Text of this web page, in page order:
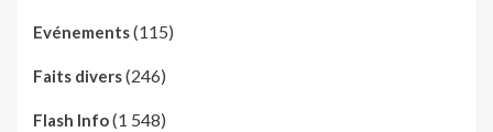
Evénements(115)
Faits divers(246)
Flash Info(1 548)